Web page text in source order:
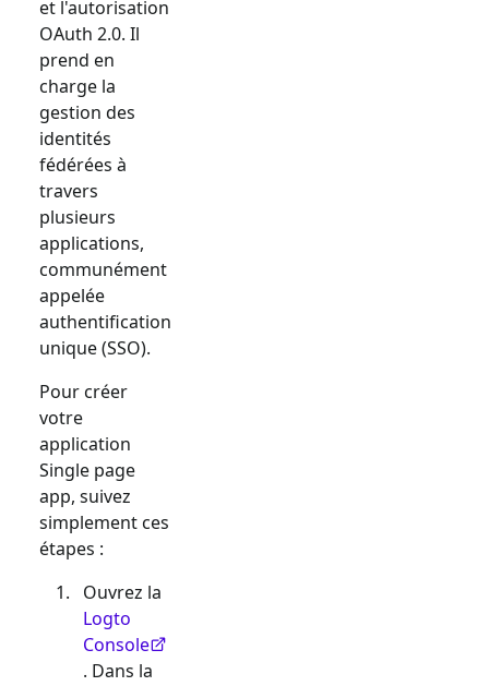
et l'autorisation
OAuth 2.0. Il
prend en
charge la
gestion des
identités
fédérées à
travers
plusieurs
applications,
communément
appelée
authentification
unique (SSO).
Pour créer
votre
application
Single page
app, suivez
simplement ces
étapes :
Ouvrez la
Logto
Console
. Dans la